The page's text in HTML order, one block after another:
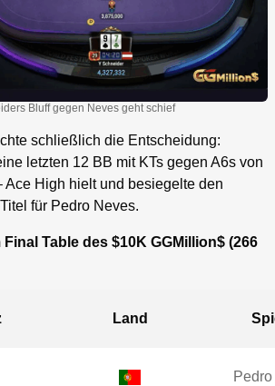
Bluff gegen Neves geht schief
schließlich die Entscheidung:
letzten 12 BB mit KTs gegen A6s von
Ace High hielt und besiegelte den
für Pedro Neves.
Table des $10K GGMillion$ (266
Land